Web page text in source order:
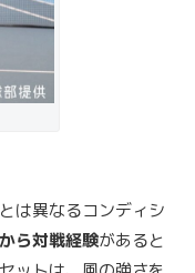
は異なるコンディシ
ら対戦経験があると